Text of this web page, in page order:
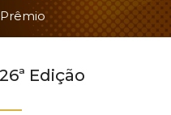
Edição